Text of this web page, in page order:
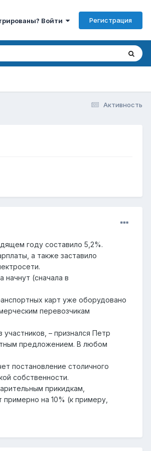
Войти Регистрация
Активность
году составило 5,2%.
а также заставило
(сначала в
карт уже оборудовано
перевозчикам
– признался Петр
предложением. В любом
постановление столичного
собственности.
прикидкам,
на 10% (к примеру,